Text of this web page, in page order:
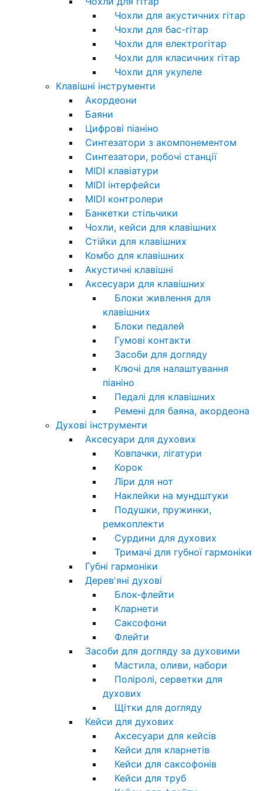
Чохли для акустичних гітар
Чохли для бас-гітар
Чохли для електрогітар
Чохли для класичних гітар
Чохли для укулеле
Клавішні інструменти
Акордеони
Баяни
Цифрові піаніно
Синтезатори з акомпонементом
Синтезатори, робочі станції
MIDI клавіатури
MIDI інтерфейси
MIDI контролери
Банкетки стільчики
Чохли, кейси для клавішних
Стійки для клавішних
Комбо для клавішних
Акустичні клавішні
Аксесуари для клавішних
Блоки живлення для
клавішних
Блоки педалей
Гумові контакти
Засоби для догляду
Ключі для налаштування
піаніно
Педалі для клавішних
Ремені для баяна, акордеона
Духові інструменти
Аксесуари для духових
Ковпачки, лігатури
Корок
Ліри для нот
Наклейки на мундштуки
Подушки, пружинки,
ремкоплекти
Сурдини для духових
Тримачі для губної гармоніки
Губні гармоніки
Дерев'яні духові
Блок-флейти
Кларнети
Саксофони
Флейти
Засоби для догляду за духовими
Мастила, оливи, набори
Поліролі, серветки для
духових
Щітки для догляду
Кейси для духових
Аксесуари для кейсів
Кейси для кларнетів
Кейси для саксофонів
Кейси для труб